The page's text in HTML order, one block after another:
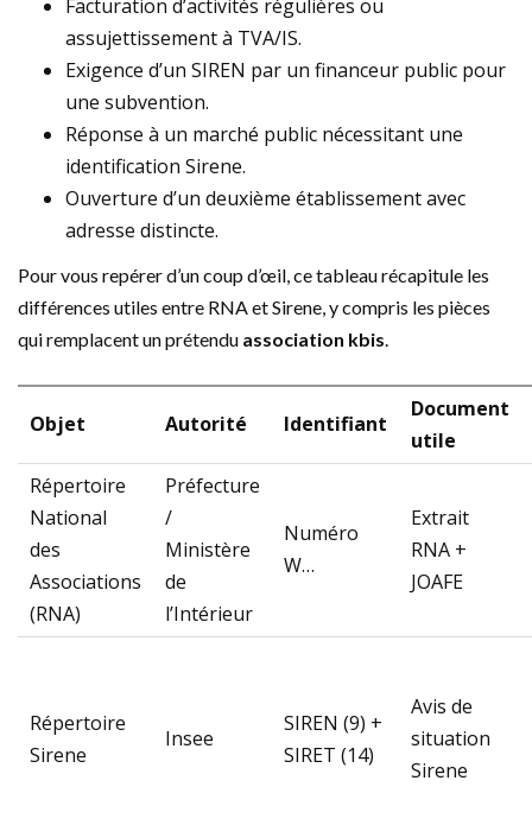
Facturation d’activités régulières ou
assujettissement à TVA/IS.
Exigence d’un SIREN par un financeur public pour
une subvention.
Réponse à un marché public nécessitant une
identification Sirene.
Ouverture d’un deuxième établissement avec
adresse distincte.
Pour vous repérer d’un coup d’œil, ce tableau récapitule les
différences utiles entre RNA et Sirene, y compris les pièces
qui remplacent un prétendu association kbis.
Objet Autorité Identifiant
Document
utile
Répertoire
National
des
Associations
(RNA)
Préfecture
/
Ministère
de
l’Intérieur
Numéro
W…
Extrait
RNA +
JOAFE
Répertoire
Sirene
Insee
SIREN (9) +
SIRET (14)
Avis de
situation
Sirene